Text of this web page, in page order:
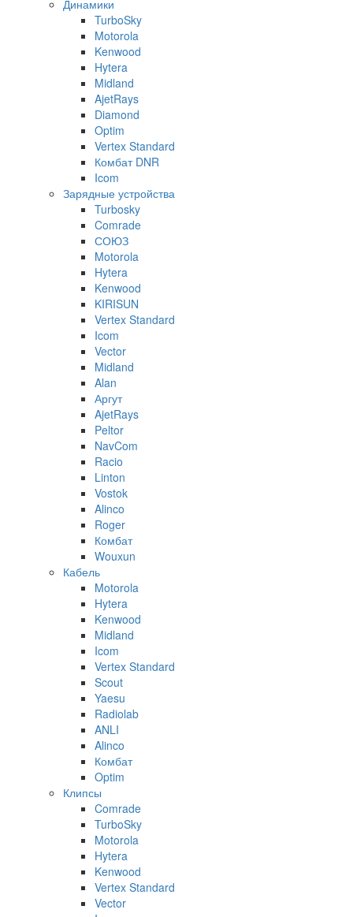
Динамики
TurboSky
Motorola
Kenwood
Hytera
Midland
AjetRays
Diamond
Optim
Vertex Standard
Комбат DNR
Icom
Зарядные устройства
Turbosky
Comrade
СОЮЗ
Motorola
Hytera
Kenwood
KIRISUN
Vertex Standard
Icom
Vector
Midland
Alan
Аргут
AjetRays
Peltor
NavCom
Racio
Linton
Vostok
Alinco
Roger
Комбат
Wouxun
Кабель
Motorola
Hytera
Kenwood
Midland
Icom
Vertex Standard
Scout
Yaesu
Radiolab
ANLI
Alinco
Комбат
Optim
Клипсы
Comrade
TurboSky
Motorola
Hytera
Kenwood
Vertex Standard
Vector